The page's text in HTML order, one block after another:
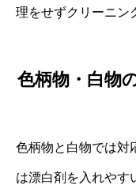
理をせずクリーニン
色柄物・白物
色柄物と白物では対
は漂白剤を入れやす